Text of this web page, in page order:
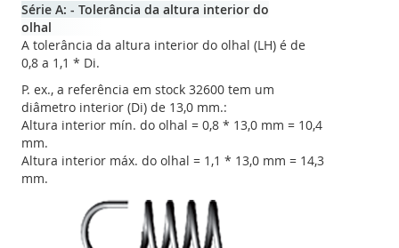
Série A: - Tolerância da altura interior do
olhal
A tolerância da altura interior do olhal (LH) é de
0,8 a 1,1 * Di.
P. ex., a referência em stock 32600 tem um
diâmetro interior (Di) de 13,0 mm.:
Altura interior mín. do olhal = 0,8 * 13,0 mm = 10,4
mm.
Altura interior máx. do olhal = 1,1 * 13,0 mm = 14,3
mm.